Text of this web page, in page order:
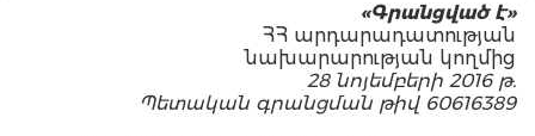
«Գրանցված է»
ՀՀ արդարադատության
նախարարության կողմից
28 նոյեմբերի 2016 թ.
Պետական գրանցման թիվ 60616389